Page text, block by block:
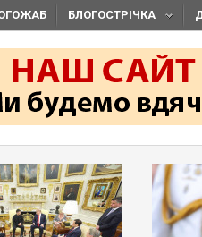
БЛОГОСТРІЧКА